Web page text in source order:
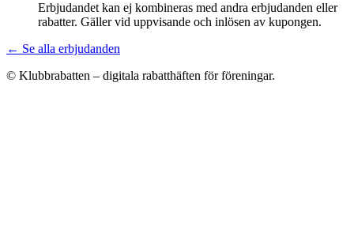
Erbjudandet kan ej kombineras med andra erbjudanden eller
rabatter. Gäller vid uppvisande och inlösen av kupongen.
← Se alla erbjudanden
© Klubbrabatten – digitala rabatthäften för föreningar.